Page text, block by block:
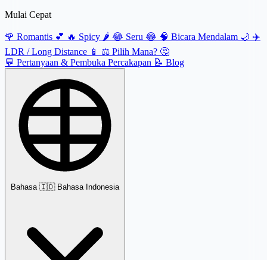
Mulai Cepat
🌹 Romantis 💕 🔥 Spicy 🌶️ 😂 Seru 😂 🧠 Bicara Mendalam 🌙 ✈️
LDR / Long Distance 📱
⚖️ Pilih Mana? 🤔
💬 Pertanyaan & Pembuka Percakapan 📝 Blog
Bahasa 🇮🇩 Bahasa Indonesia